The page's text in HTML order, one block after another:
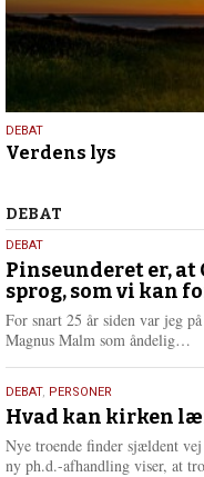
13.
februar
DEBAT
Verdens lys
Debat
DEBAT
5.
august
2026
DEBAT
Pinseunderet er,
sprog, som vi kan
For snart 25 år siden var jeg
Magnus Malm som åndelig…
e
e
25.
juli
2026
DEBAT, PERSONER
Hvad kan kirken
Nye troende finder sjældent
ny ph.d.-afhandling viser, at